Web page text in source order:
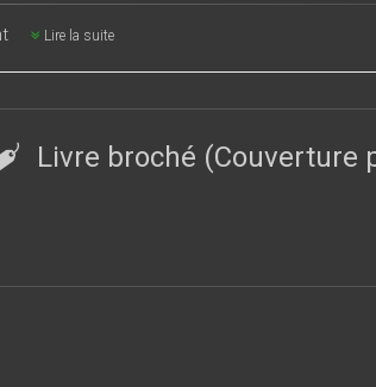
Lire la suite
Livre broché (Couverture